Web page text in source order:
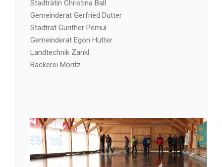
Stadträtin Christina Ball
Gemeinderat Gerfried Dutter
Stadtrat Günther Pernul
Gemeinderat Egon Hutter
Landtechnik Zankl
Bäckerei Moritz